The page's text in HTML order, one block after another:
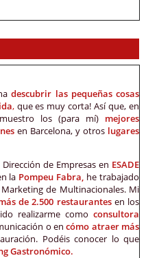
descubrir las pequeñas cosas
,que es muy corta! Así que, en
los (para mí) mejores
en Barcelona, y otros lugares
de Empresas en ESADE
la Pompeu Fabra, he trabajado
de Multinacionales. Mi
de 2.500 restaurantes en los
realizarme como consultora
o encómo atraer más
Podéis conocer lo que
Gastronómico.